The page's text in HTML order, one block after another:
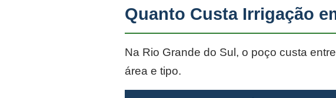
Quanto Custa Irrigação
Na Rio Grande do Sul, o poço custa entre
área e tipo.